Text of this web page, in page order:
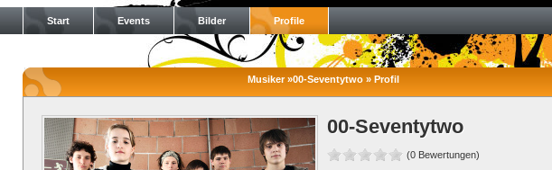
Start Events Bilder Profile
Musiker »00-Seventytwo » Profil
00-Seventytwo
(0 Bewertungen)